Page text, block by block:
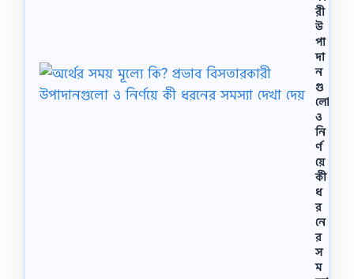
রী
উ
পা
দা
ন
গু
লাে
ও
নি
র্ণ
য়ে
কী
ধ
র
নে
র
স
ম